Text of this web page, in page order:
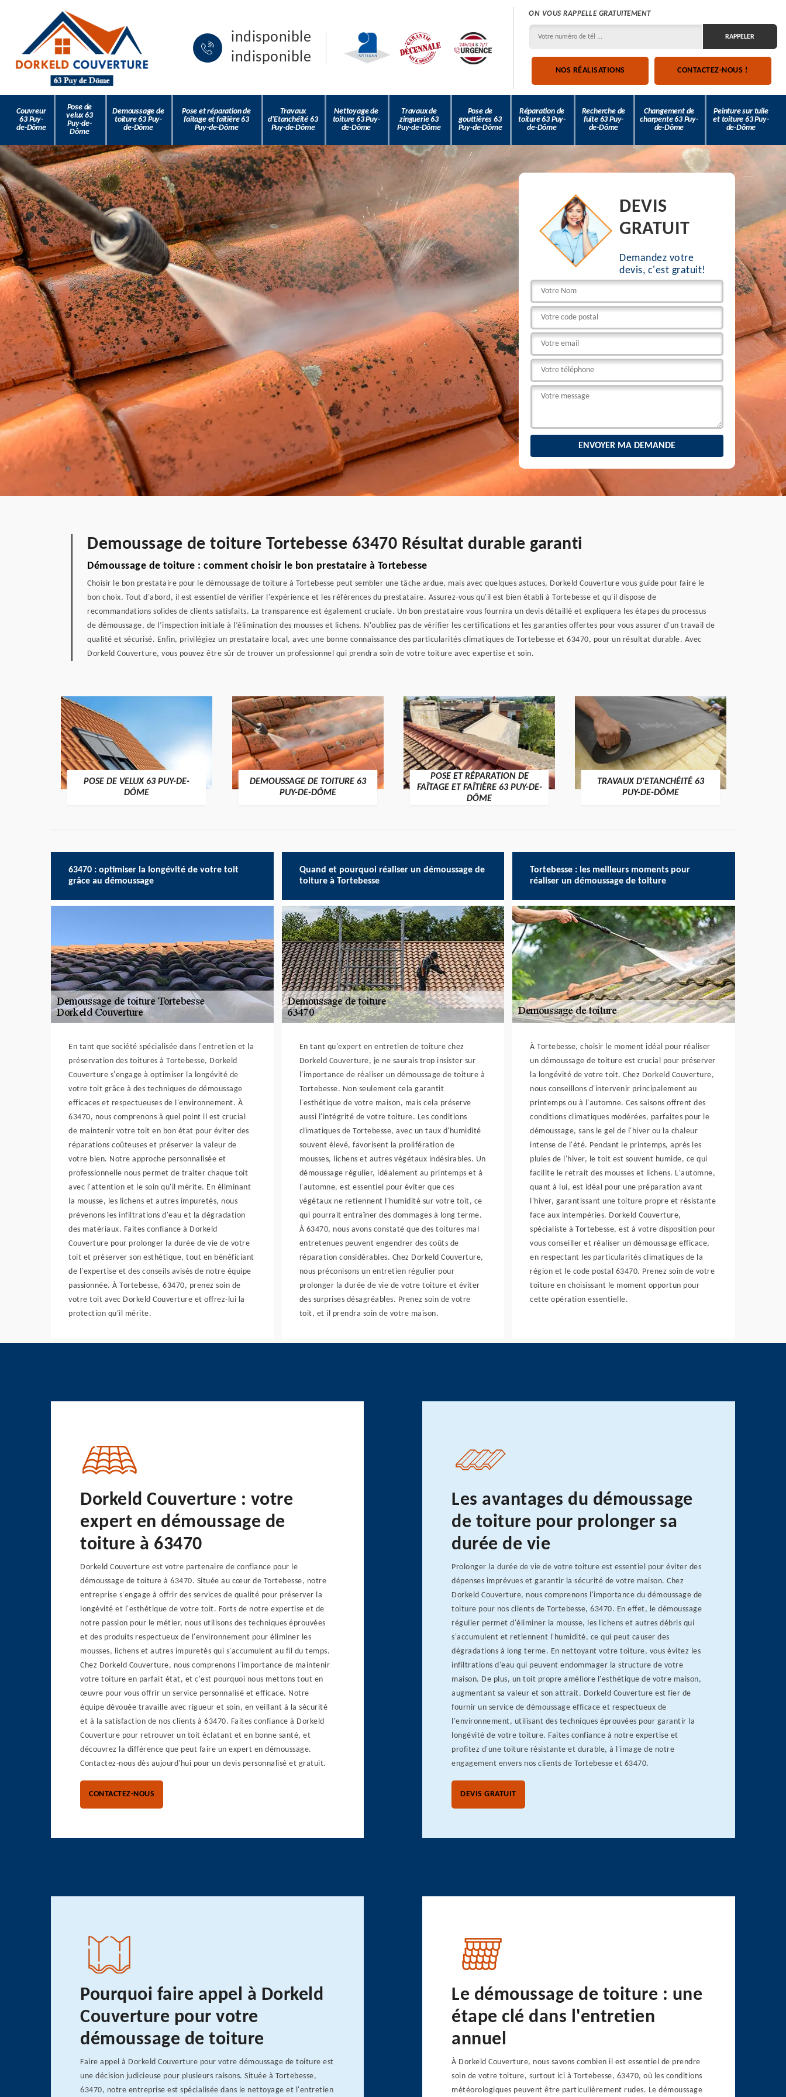
indisponible
indisponible
ON VOUS RAPPELLE GRATUITEMENT
NOS RÉALISATIONS CONTACTEZ-NOUS !
Couvreur
63 Puy-
de-Dôme
Pose de
velux 63
Puy-de-
Dôme
Demoussage de
toiture 63 Puy-
de-Dôme
Pose et réparation de
faîtage et faîtière 63
Puy-de-Dôme
Travaux
d'Etanchéité 63
Puy-de-Dôme
Nettoyage de
toiture 63 Puy-
de-Dôme
Travaux de
zinguerie 63
Puy-de-Dôme
Pose de
gouttières 63
Puy-de-Dôme
Réparation de
toiture 63 Puy-
de-Dôme
Recherche de
fuite 63 Puy-
de-Dôme
Changement de
charpente 63 Puy-
de-Dôme
Peinture sur tuile
et toiture 63 Puy-
de-Dôme
DEVIS
GRATUIT
Demandez votre
devis, c'est gratuit!
Demoussage de toiture Tortebesse 63470 Résultat durable garanti
Démoussage de toiture : comment choisir le bon prestataire à Tortebesse
Choisir le bon prestataire pour le démoussage de toiture à Tortebesse peut sembler une tâche ardue, mais avec quelques astuces, Dorkeld Couverture vous guide pour faire le
bon choix. Tout d'abord, il est essentiel de vérifier l'expérience et les références du prestataire. Assurez-vous qu'il est bien établi à Tortebesse et qu'il dispose de
recommandations solides de clients satisfaits. La transparence est également cruciale. Un bon prestataire vous fournira un devis détaillé et expliquera les étapes du processus
de démoussage, de l’inspection initiale à l’élimination des mousses et lichens. N'oubliez pas de vérifier les certifications et les garanties offertes pour vous assurer d'un travail de
qualité et sécurisé. Enfin, privilégiez un prestataire local, avec une bonne connaissance des particularités climatiques de Tortebesse et 63470, pour un résultat durable. Avec
Dorkeld Couverture, vous pouvez être sûr de trouver un professionnel qui prendra soin de votre toiture avec expertise et soin.
POSE DE VELUX 63 PUY-DE-
DÔME
DEMOUSSAGE DE TOITURE 63
PUY-DE-DÔME
POSE ET RÉPARATION DE
FAÎTAGE ET FAÎTIÈRE 63 PUY-DE-
DÔME
TRAVAUX D'ETANCHÉITÉ 63
PUY-DE-DÔME
63470 : optimiser la longévité de votre toit
grâce au démoussage
En tant que société spécialisée dans l'entretien et la
préservation des toitures à Tortebesse, Dorkeld
Couverture s'engage à optimiser la longévité de
votre toit grâce à des techniques de démoussage
efficaces et respectueuses de l'environnement. À
63470, nous comprenons à quel point il est crucial
de maintenir votre toit en bon état pour éviter des
réparations coûteuses et préserver la valeur de
votre bien. Notre approche personnalisée et
professionnelle nous permet de traiter chaque toit
avec l'attention et le soin qu'il mérite. En éliminant
la mousse, les lichens et autres impuretés, nous
prévenons les infiltrations d'eau et la dégradation
des matériaux. Faites confiance à Dorkeld
Couverture pour prolonger la durée de vie de votre
toit et préserver son esthétique, tout en bénéficiant
de l'expertise et des conseils avisés de notre équipe
passionnée. À Tortebesse, 63470, prenez soin de
votre toit avec Dorkeld Couverture et offrez-lui la
protection qu'il mérite.
Quand et pourquoi réaliser un démoussage de
toiture à Tortebesse
En tant qu'expert en entretien de toiture chez
Dorkeld Couverture, je ne saurais trop insister sur
l'importance de réaliser un démoussage de toiture à
Tortebesse. Non seulement cela garantit
l'esthétique de votre maison, mais cela préserve
aussi l'intégrité de votre toiture. Les conditions
climatiques de Tortebesse, avec un taux d'humidité
souvent élevé, favorisent la prolifération de
mousses, lichens et autres végétaux indésirables. Un
démoussage régulier, idéalement au printemps et à
l'automne, est essentiel pour éviter que ces
végétaux ne retiennent l'humidité sur votre toit, ce
qui pourrait entraîner des dommages à long terme.
À 63470, nous avons constaté que des toitures mal
entretenues peuvent engendrer des coûts de
réparation considérables. Chez Dorkeld Couverture,
nous préconisons un entretien régulier pour
prolonger la durée de vie de votre toiture et éviter
des surprises désagréables. Prenez soin de votre
toit, et il prendra soin de votre maison.
Tortebesse : les meilleurs moments pour
réaliser un démoussage de toiture
À Tortebesse, choisir le moment idéal pour réaliser
un démoussage de toiture est crucial pour préserver
la longévité de votre toit. Chez Dorkeld Couverture,
nous conseillons d'intervenir principalement au
printemps ou à l'automne. Ces saisons offrent des
conditions climatiques modérées, parfaites pour le
démoussage, sans le gel de l'hiver ou la chaleur
intense de l'été. Pendant le printemps, après les
pluies de l'hiver, le toit est souvent humide, ce qui
facilite le retrait des mousses et lichens. L'automne,
quant à lui, est idéal pour une préparation avant
l'hiver, garantissant une toiture propre et résistante
face aux intempéries. Dorkeld Couverture,
spécialiste à Tortebesse, est à votre disposition pour
vous conseiller et réaliser un démoussage efficace,
en respectant les particularités climatiques de la
région et le code postal 63470. Prenez soin de votre
toiture en choisissant le moment opportun pour
cette opération essentielle.
Dorkeld Couverture : votre
expert en démoussage de
toiture à 63470
Dorkeld Couverture est votre partenaire de confiance pour le
démoussage de toiture à 63470. Située au cœur de Tortebesse, notre
entreprise s'engage à offrir des services de qualité pour préserver la
longévité et l'esthétique de votre toit. Forts de notre expertise et de
notre passion pour le métier, nous utilisons des techniques éprouvées
et des produits respectueux de l'environnement pour éliminer les
mousses, lichens et autres impuretés qui s'accumulent au fil du temps.
Chez Dorkeld Couverture, nous comprenons l'importance de maintenir
votre toiture en parfait état, et c'est pourquoi nous mettons tout en
œuvre pour vous offrir un service personnalisé et efficace. Notre
équipe dévouée travaille avec rigueur et soin, en veillant à la sécurité
et à la satisfaction de nos clients à 63470. Faites confiance à Dorkeld
Couverture pour retrouver un toit éclatant et en bonne santé, et
découvrez la différence que peut faire un expert en démoussage.
Contactez-nous dès aujourd'hui pour un devis personnalisé et gratuit.
CONTACTEZ-NOUS
Les avantages du démoussage
de toiture pour prolonger sa
durée de vie
Prolonger la durée de vie de votre toiture est essentiel pour éviter des
dépenses imprévues et garantir la sécurité de votre maison. Chez
Dorkeld Couverture, nous comprenons l'importance du démoussage de
toiture pour nos clients de Tortebesse, 63470. En effet, le démoussage
régulier permet d'éliminer la mousse, les lichens et autres débris qui
s'accumulent et retiennent l'humidité, ce qui peut causer des
dégradations à long terme. En nettoyant votre toiture, vous évitez les
infiltrations d'eau qui peuvent endommager la structure de votre
maison. De plus, un toit propre améliore l'esthétique de votre maison,
augmentant sa valeur et son attrait. Dorkeld Couverture est fier de
fournir un service de démoussage efficace et respectueux de
l'environnement, utilisant des techniques éprouvées pour garantir la
longévité de votre toiture. Faites confiance à notre expertise et
profitez d'une toiture résistante et durable, à l'image de notre
engagement envers nos clients de Tortebesse et 63470.
DEVIS GRATUIT
Pourquoi faire appel à Dorkeld
Couverture pour votre
démoussage de toiture
Faire appel à Dorkeld Couverture pour votre démoussage de toiture est
une décision judicieuse pour plusieurs raisons. Située à Tortebesse,
63470, notre entreprise est spécialisée dans le nettoyage et l'entretien
Le démoussage de toiture : une
étape clé dans l'entretien
annuel
À Dorkeld Couverture, nous savons combien il est essentiel de prendre
soin de votre toiture, surtout ici à Tortebesse, 63470, où les conditions
météorologiques peuvent être particulièrement rudes. Le démoussage